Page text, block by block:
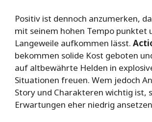
Positiv ist dennoch anzumerken,
mit seinem hohen Tempo punktet
Langeweile aufkommen lässt.
bekommen solide Kost geboten
auf altbewährte Helden in
Situationen freuen. Wem jedoch
Story und Charakteren wichtig ist,
Erwartungen eher niedrig